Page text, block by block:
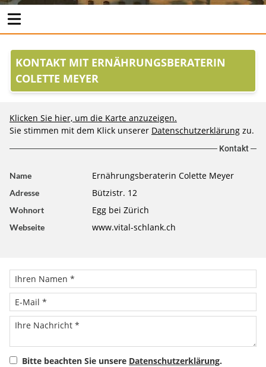
KONTAKT MIT ERNÄHRUNGSBERATERIN
COLETTE MEYER
Klicken Sie hier, um die Karte anzuzeigen.
Sie stimmen mit dem Klick unserer Datenschutzerklärung zu.
Kontakt
Name Ernährungsberaterin Colette Meyer
Adresse Bützistr. 12
Wohnort Egg bei Zürich
Webseite www.vital-schlank.ch
Bitte beachten Sie unsere Datenschutzerklärung.